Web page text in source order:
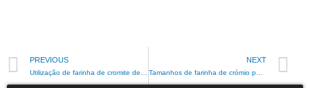
PREVIOUS
Utilização de farinha de cromite de ferro na indústria de refractários
NEXT
Tamanhos de farinha de crómio para pigmento de tinta